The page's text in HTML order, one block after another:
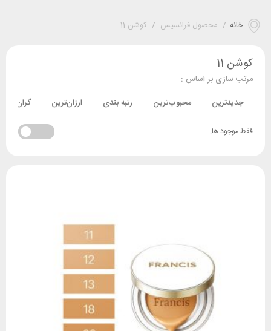
خانه / محصول فرانسیس / کوشن 11
کوشن 11
مرتب سازی بر اساس :
جدیدترین
محبوب‌ترین رتبه بندی ارزان‌ترین گران‌ترین
فقط موجود ها: